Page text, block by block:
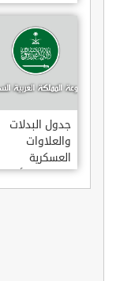
جدول البدلات
والعلاوات
العسكرية
للضباط والأفراد